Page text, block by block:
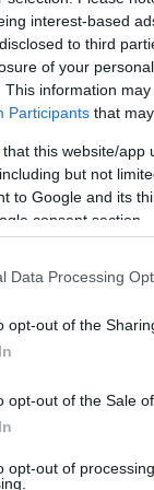
interest-based
to third
of your
This information
Participants that
that this website/
but not
to Google and its
consent section.
Data Processing
opt-out of the
opt-out of the Sale
opt-out of
EPP
a civil
kormány
és a magyar
annak